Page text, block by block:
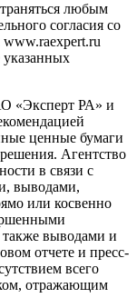
любым
согласия со
«Эксперт РА» и
ценные бумаги
Агентство
в связи с
выводами,
или косвенно
выводами и
отчете и пресс-
всего
отражающим